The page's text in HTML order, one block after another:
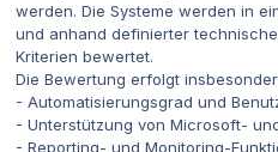
werden. Die Systeme werden in
und anhand definierter
Kriterien bewertet.
Die Bewertung erfolgt
- Automatisierungsgrad und
- Unterstützung von Microsoft-
- Reporting- und Monitoring-